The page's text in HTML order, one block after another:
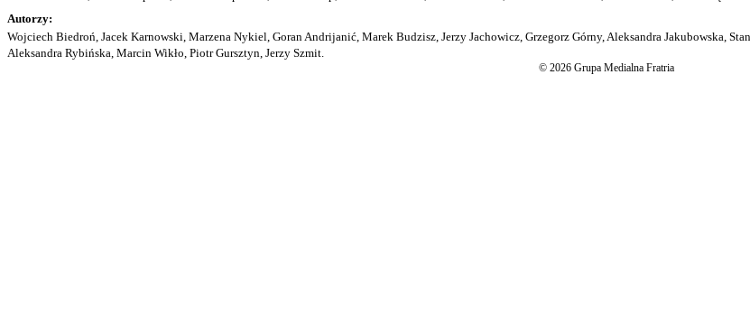
Autorzy:
Wojciech Biedroń, Jacek Karnowski, Marzena Nykiel, Goran Andrijanić, Marek Budzisz, Jerzy Jachowicz, Grzegorz Górny, Aleksandra Jakubowska,
Aleksandra Rybińska, Marcin Wikło, Piotr Gursztyn, Jerzy Szmit.
© 2026 Grupa Medialna Fratria